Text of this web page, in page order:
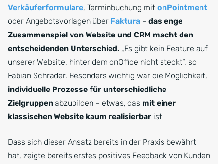
Verkäuferformulare, Terminbuchung mit onPointment
oder Angebotsvorlagen über Faktura – das enge
Zusammenspiel von Website und CRM macht den
entscheidenden Unterschied. „Es gibt kein Feature auf
unserer Website, hinter dem onOffice nicht steckt“, so
Fabian Schrader. Besonders wichtig war die Möglichkeit,
individuelle Prozesse für unterschiedliche
Zielgruppen abzubilden – etwas, das mit einer
klassischen Website kaum realisierbar ist.
Dass sich dieser Ansatz bereits in der Praxis bewährt
hat, zeigte bereits erstes positives Feedback von Kunden